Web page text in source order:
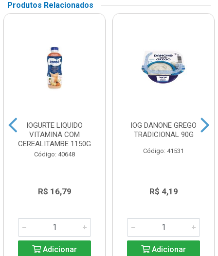
Produtos Relacionados
IOGURTE LIQUIDO
VITAMINA COM
CEREALITAMBE 1150G
Código: 40648
R$ 16,79
Adicionar
IOG DANONE GREGO
TRADICIONAL 90G
Código: 41531
R$ 4,19
Adicionar